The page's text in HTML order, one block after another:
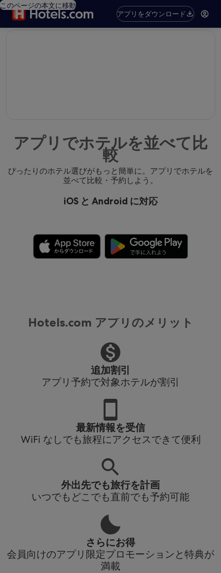
このページの本文に移動
アプリをダウンロード
アプリでホテルを並べて比
較
ぴったりのホテル選びがもっと簡単に。アプリでホテルを
並べて比較・予約しよう。
iOS と Android に対応
Hotels.com アプリのメリット
追加割引
アプリ予約で対象ホテルが割引
最新情報を受信
WiFi なしでも旅程にアクセスできて便利
外出先でも旅行を計画
いつでもどこでも直前でも予約可能
さらにお得
会員向けのアプリ限定プロモーションと特典が
満載